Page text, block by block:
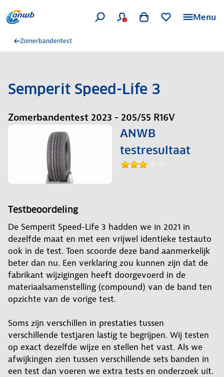
Menu
Zomerbandentest
Semperit Speed-Life 3
Zomerbandentest 2023 - 205/55 R16V
ANWB
testresultaat
Testbeoordeling
De Semperit Speed-Life 3 hadden we in 2021 in
dezelfde maat en met een vrijwel identieke testauto
ook in de test. Toen scoorde deze band aanmerkelijk
beter dan nu. Een verklaring zou kunnen zijn dat de
fabrikant wijzigingen heeft doorgevoerd in de
materiaalsamenstelling (compound) van de band ten
opzichte van de vorige test.
Soms zijn verschillen in prestaties tussen
verschillende testjaren lastig te begrijpen. Wij testen
op exact dezelfde wijze en stellen het vast. Als we
afwijkingen zien tussen verschillende sets banden in
een test dan voeren we extra tests en onderzoek uit.